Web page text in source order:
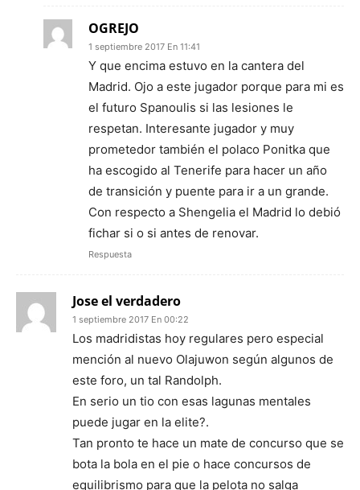
OGREJO
1 septiembre 2017 En 11:41
Y que encima estuvo en la cantera del
Madrid. Ojo a este jugador porque para mi es
el futuro Spanoulis si las lesiones le
respetan. Interesante jugador y muy
prometedor también el polaco Ponitka que
ha escogido al Tenerife para hacer un año
de transición y puente para ir a un grande.
Con respecto a Shengelia el Madrid lo debió
fichar si o si antes de renovar.
Respuesta
Jose el verdadero
1 septiembre 2017 En 00:22
Los madridistas hoy regulares pero especial
mención al nuevo Olajuwon según algunos de
este foro, un tal Randolph.
En serio un tio con esas lagunas mentales
puede jugar en la elite?.
Tan pronto te hace un mate de concurso que se
bota la bola en el pie o hace concursos de
equilibrismo para que la pelota no salga